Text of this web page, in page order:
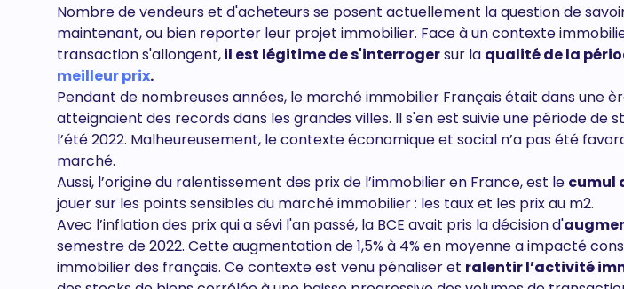
Nombre de vendeurs et d'acheteurs se posent actuellement la question de
maintenant, ou bien reporter leur projet immobilier. Face à un contexte
transaction s'allongent,il est légitime de s'interrogersur la qualité de la
meilleur prix.
Pendant de nombreuses années, le marché immobilier Français était dans une
atteignaient des records dans les grandes villes. Il s'en est suivie une période de
l’été 2022. Malheureusement, le contexte économique et social n’a pas été
marché.
Aussi, l’origine du ralentissement des prix de l’immobilier en France, est le cumul
jouer sur les points sensibles du marché immobilier : les taux et les prix au m2.
Avec l’inflation des prix qui a sévi l'an passé, la BCE avait pris la décision d'
semestre de 2022. Cette augmentation de 1,5% à 4% en moyenne a impacté
immobilier des français. Ce contexte est venu pénaliser et ralentir l’activité